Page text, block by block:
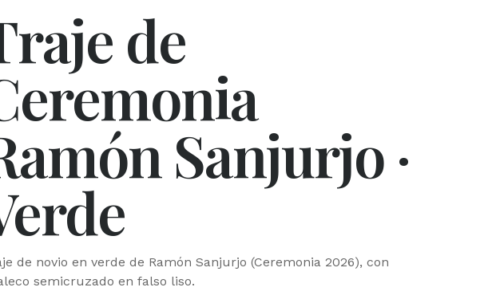
de
Sanjurjo ·
de novio en verde de Ramón Sanjurjo (Ceremonia 2026), con
semicruzado en falso liso.